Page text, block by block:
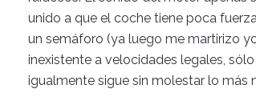
unido a que el coche tiene poca
un semáforo (ya luego me martirizo
inexistente a velocidades legales,
igualmente sigue sin molestar lo más